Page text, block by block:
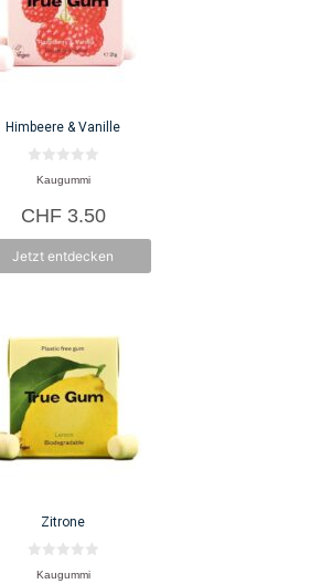
Himbeere & Vanille
n
5
Kaugummi
CHF3.50
Jetzt entdecken
Zitrone
Kaugummi